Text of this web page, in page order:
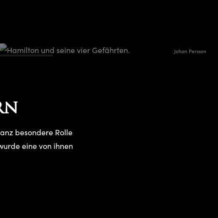
Johan Persson
besondere Rolle
eine von ihnen